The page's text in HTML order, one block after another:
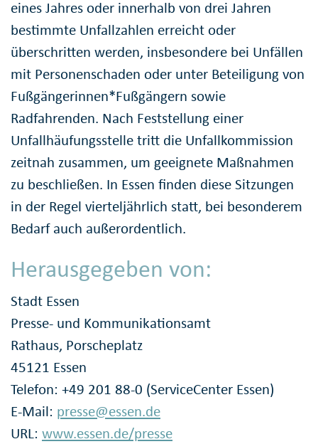
eines Jahres oder innerhalb von drei Jahren
bestimmte Unfallzahlen erreicht oder
überschritten werden, insbesondere bei Unfällen
mit Personenschaden oder unter Beteiligung von
Fußgängerinnen*Fußgängern sowie
Radfahrenden. Nach Feststellung einer
Unfallhäufungsstelle tritt die Unfallkommission
zeitnah zusammen, um geeignete Maßnahmen
zu beschließen. In Essen finden diese Sitzungen
in der Regel vierteljährlich statt, bei besonderem
Bedarf auch außerordentlich.
Herausgegeben von:
Stadt Essen
Presse- und Kommunikationsamt
Rathaus, Porscheplatz
45121 Essen
Telefon: +49 201 88-0 (ServiceCenter Essen)
E-Mail: presse@essen.de
URL: www.essen.de/presse